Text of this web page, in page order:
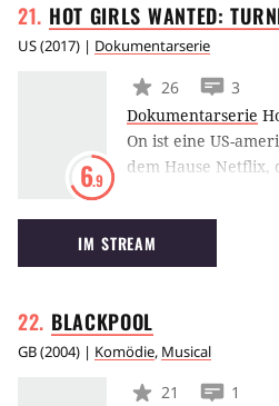
düsteres Geheimnis.
HOT GIRLS WANTED:
US(2017) | Dokumentarserie
6.9
26
3
Dokumentarserie
On ist eine US-
dem Hause Netflix,
von Pornographie
beschäftigt und
auf all die jungen
sind.
IM STREAM
BLACKPOOL
GB(2004) | Komödie, Musical
21
1